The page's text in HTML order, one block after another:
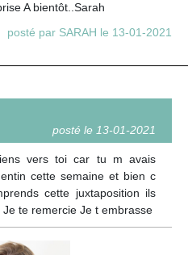
A bientôt..Sarah
posté par SARAH le 13-01-2021
posté le 13-01-2021
vers toi car tu m avais
cette semaine et bien c
cette juxtaposition ils
te remercie Je t embrasse